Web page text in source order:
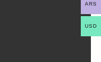
ARS
USD